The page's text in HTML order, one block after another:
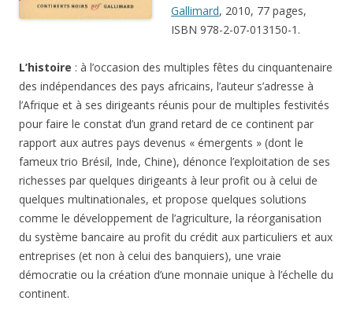
Gallimard, 2010, 77 pages,
ISBN 978-2-07-013150-1.
L’histoire : à l’occasion des multiples fêtes du cinquantenaire
des indépendances des pays africains, l’auteur s’adresse à
l’Afrique et à ses dirigeants réunis pour de multiples festivités
pour faire le constat d’un grand retard de ce continent par
rapport aux autres pays devenus « émergents » (dont le
fameux trio Brésil, Inde, Chine), dénonce l’exploitation de ses
richesses par quelques dirigeants à leur profit ou à celui de
quelques multinationales, et propose quelques solutions
comme le développement de l’agriculture, la réorganisation
du système bancaire au profit du crédit aux particuliers et aux
entreprises (et non à celui des banquiers), une vraie
démocratie ou la création d’une monnaie unique à l’échelle du
continent.